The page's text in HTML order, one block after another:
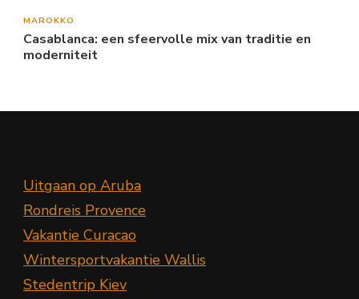
MAROKKO
Casablanca: een sfeervolle mix van traditie en
moderniteit
Uitgaan op Aruba
Rondreis Provence
Vakantie Curacao
Wintersportvakantie Wallis
Stedentrip Kiev